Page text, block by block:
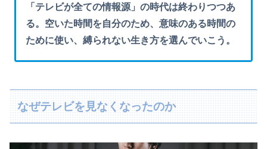
「テレビが全ての情報源」の時代は終わりつつあ
る。空いた時間を自分のため、意味のある時間の
ために使い、縛られない生き方を選んでいこう。
なぜテレビを見なくなったのか